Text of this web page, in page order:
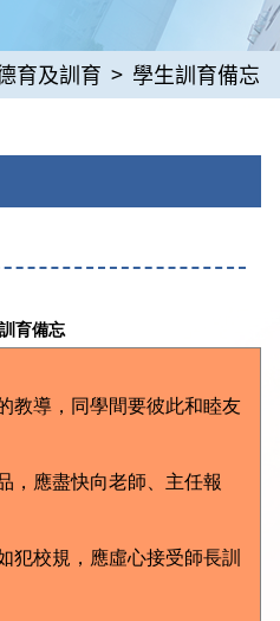
育及訓育 學生訓育備忘
育備忘
導，同學間要彼此和睦友
應盡快向老師、主任報
校規，應虛心接受師長訓